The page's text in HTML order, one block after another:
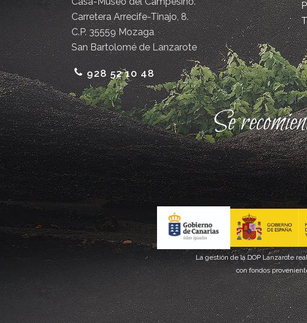
Carretera Arrecife-Tinajo, 8.
C.P. 35559 Mozaga
San Bartolomé de Lanzarote
928 52 10 48
Se
La gestión de la DOP Lanzarote
con fondos